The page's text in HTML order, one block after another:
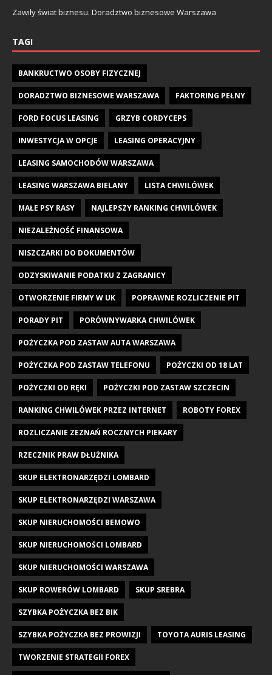
Zawiły świat biznesu. Doradztwo biznesowe Warszawa
TAGI
BANKRUCTWO OSOBY FIZYCZNEJ
DORADZTWO BIZNESOWE WARSZAWA FAKTORING PEŁNY
FORD FOCUS LEASING GRZYB CORDYCEPS
INWESTYCJA W OPCJE LEASING OPERACYJNY
LEASING SAMOCHODÓW WARSZAWA
LEASING WARSZAWA BIELANY LISTA CHWILÓWEK
MAŁE PSY RASY NAJLEPSZY RANKING CHWILÓWEK
NIEZALEŻNOŚĆ FINANSOWA
NISZCZARKI DO DOKUMENTÓW
ODZYSKIWANIE PODATKU Z ZAGRANICY
OTWORZENIE FIRMY W UK POPRAWNE ROZLICZENIE PIT
PORADY PIT PORÓWNYWARKA CHWILÓWEK
POŻYCZKA POD ZASTAW AUTA WARSZAWA
POŻYCZKA POD ZASTAW TELEFONU POŻYCZKI OD 18 LAT
POŻYCZKI OD RĘKI POŻYCZKI POD ZASTAW SZCZECIN
RANKING CHWILÓWEK PRZEZ INTERNET ROBOTY FOREX
ROZLICZANIE ZEZNAŃ ROCZNYCH PIEKARY
RZECZNIK PRAW DŁUŻNIKA
SKUP ELEKTRONARZĘDZI LOMBARD
SKUP ELEKTRONARZĘDZI WARSZAWA
SKUP NIERUCHOMOŚCI BEMOWO
SKUP NIERUCHOMOŚCI LOMBARD
SKUP NIERUCHOMOŚCI WARSZAWA
SKUP ROWERÓW LOMBARD SKUP SREBRA
SZYBKA POŻYCZKA BEZ BIK
SZYBKA POŻYCZKA BEZ PROWIZJI TOYOTA AURIS LEASING
TWORZENIE STRATEGII FOREX